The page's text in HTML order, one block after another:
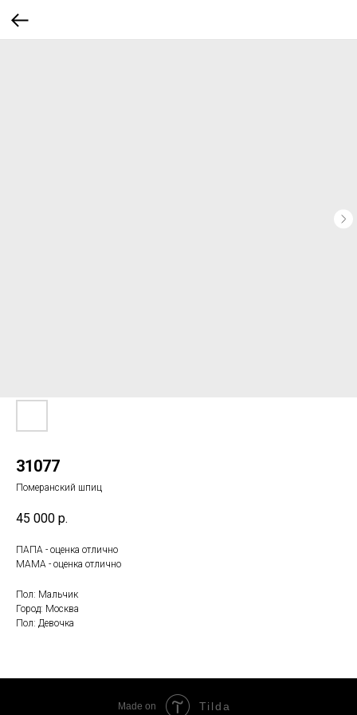
31077
Померанский шпиц
45 000 р.
ПАПА - оценка отлично
МАМА - оценка отлично
Пол: Мальчик
Город: Москва
Пол: Девочка
Made on Tilda